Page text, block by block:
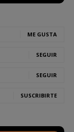
ME GUSTA
SEGUIR
SEGUIR
SUSCRIBIRTE